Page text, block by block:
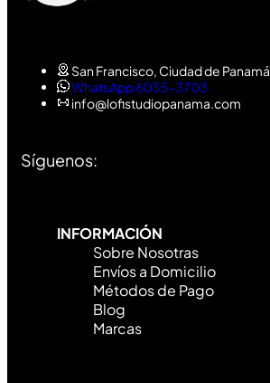
San Francisco, Ciudad de Panamá
WhatsApp 6035-3703
info@lofistudiopanama.com
Síguenos:
INFORMACIÓN
Sobre Nosotras
Envíos a Domicilio
Métodos de Pago
Blog
Marcas